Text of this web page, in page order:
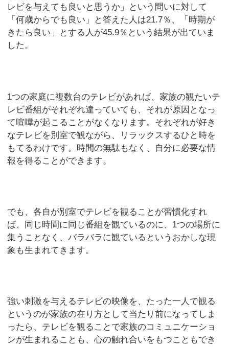
レビを与えても良いと思うか」という問いに対して
「何歳からでも良い」と答えた人は21.7％、「時期が
きたら良い」とする人が45.9％という結果が出ていま
した。
1つの家庭に複数台のテレビがあれば、家族の観たいテ
レビ番組がそれぞれ違っていても、それが原因となっ
て喧嘩が起こることがなくなります。それぞれが好き
なテレビを別室で観ながら、リラックスするひと時を
もてるわけです。時間の無駄もなく、自分に必要な情
報を得ることができます。
でも、各自が別室でテレビを観ることが習慣化すれ
ば、同じ時間に同じ番組を観ているのに、1つの場所に
集うことなく、バラバラに観ているというおかしな現
象も生まれてきます。
強い刺激を与えるテレビの映像を、たった一人で観る
というのが家族の在り方として当たり前になってしま
ったら、テレビを観ることで家族のコミュニケーショ
ンが生まれることも、心の触れ合いをもつこともでき